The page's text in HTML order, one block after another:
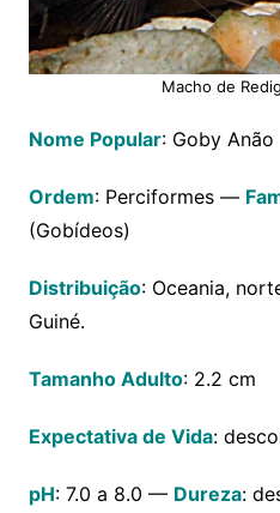
Macho de
Nome Popular: Goby Anão
Ordem: Perciformes —
(Gobídeos)
Distribuição: Oceania,
Guiné.
Tamanho Adulto: 2.2 cm
Expectativa de Vida:
pH: 7.0 a 8.0 — Dureza: